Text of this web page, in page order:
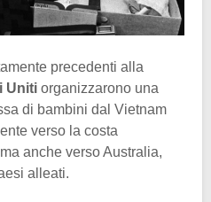
precedenti alla
Uniti organizzarono una
di bambini dal Vietnam
verso la costa
anche verso Australia,
alleati.